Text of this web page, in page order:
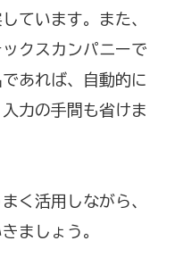
ています。また、
クスカンパニーで
あれば、自動的に
力の手間も省けま
く活用しながら、
ましょう。